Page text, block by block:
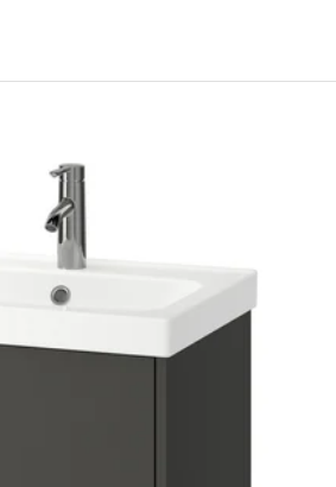
cm
, 62x49x69 cm
, 82x49x69 cm
cm